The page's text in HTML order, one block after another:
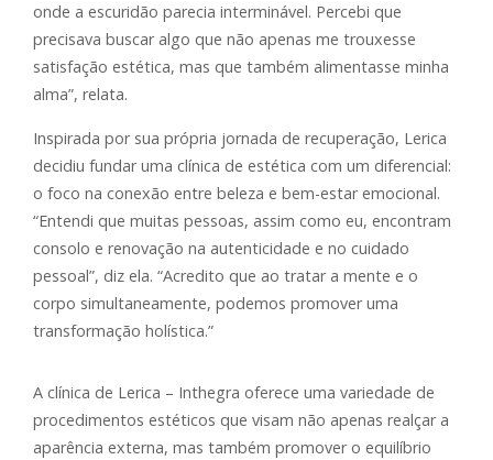
onde a escuridão parecia interminável. Percebi que
precisava buscar algo que não apenas me trouxesse
satisfação estética, mas que também alimentasse minha
alma”, relata.
Inspirada por sua própria jornada de recuperação, Lerica
decidiu fundar uma clínica de estética com um diferencial:
o foco na conexão entre beleza e bem-estar emocional.
“Entendi que muitas pessoas, assim como eu, encontram
consolo e renovação na autenticidade e no cuidado
pessoal”, diz ela. “Acredito que ao tratar a mente e o
corpo simultaneamente, podemos promover uma
transformação holística.”
A clínica de Lerica – Inthegra oferece uma variedade de
procedimentos estéticos que visam não apenas realçar a
aparência externa, mas também promover o equilíbrio